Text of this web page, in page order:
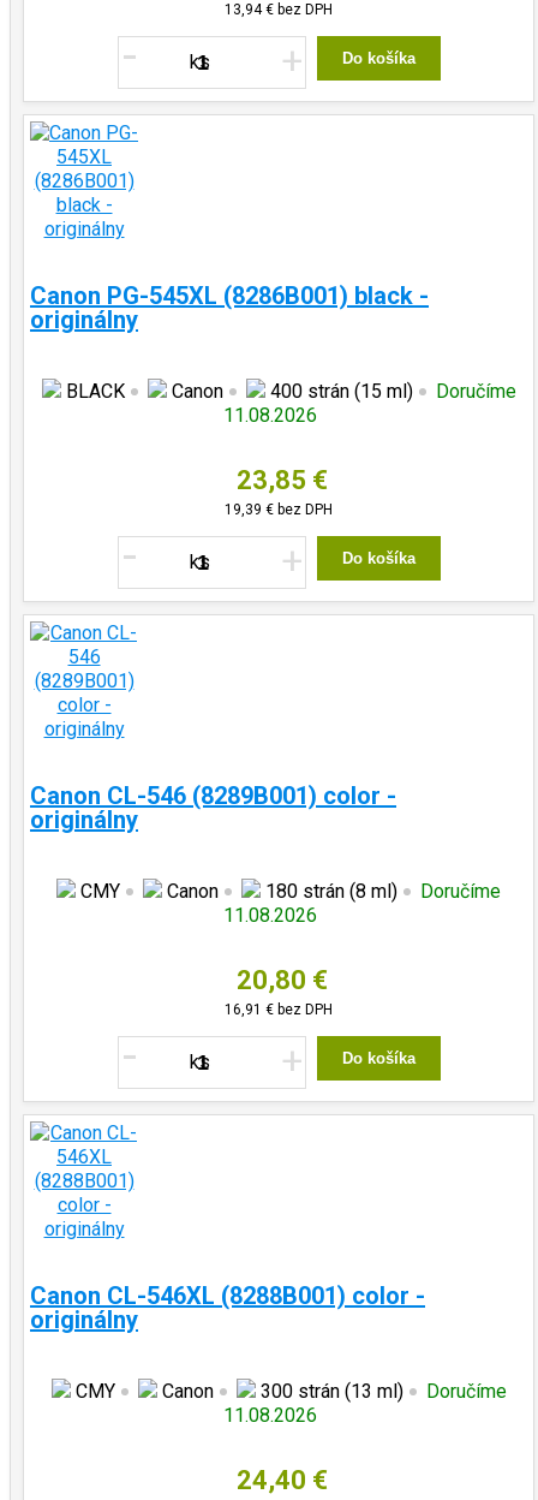
13,94 € bez DPH
- + Do košíka
Canon PG-545XL (8286B001) black -
originálny
BLACK Canon 400 strán (15 ml)
Doručíme
11.08.2026
23,85 €
19,39 € bez DPH
- + Do košíka
Canon CL-546 (8289B001) color -
originálny
CMY Canon 180 strán (8 ml)
Doručíme
11.08.2026
20,80 €
16,91 € bez DPH
- + Do košíka
Canon CL-546XL (8288B001) color -
originálny
CMY Canon 300 strán (13 ml)
Doručíme
11.08.2026
24,40 €